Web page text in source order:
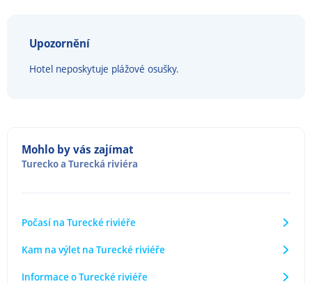
Upozornění
Hotel neposkytuje plážové osušky.
Mohlo by vás zajímat
Tureckoa Turecká riviéra
Počasí na Turecké riviéře
Kam na výlet na Turecké riviéře
Informace o Turecké riviéře